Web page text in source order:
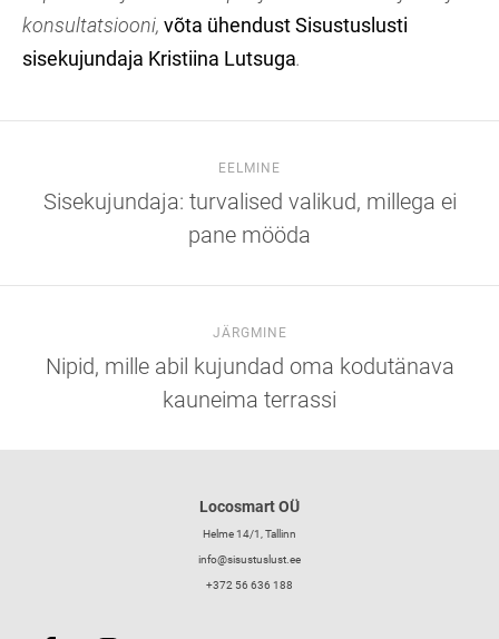
konsultatsiooni, võta ühendust Sisustuslusti
sisekujundaja Kristiina Lutsuga.
EELMINE
Sisekujundaja: turvalised valikud, millega ei
pane mööda
JÄRGMINE
Nipid, mille abil kujundad oma kodutänava
kauneima terrassi
Locosmart OÜ
Helme 14/1, Tallinn
info@sisustuslust.ee
+372 56 636 188